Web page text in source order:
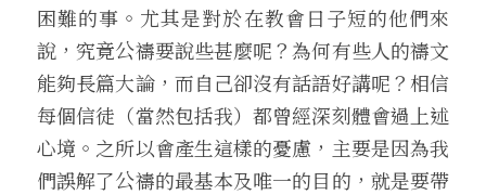
困難的事。尤其是對於在教會日子短的他們來
說，究竟公禱要說些甚麼呢？為何有些人的禱文
能夠長篇大論，而自己卻沒有話語好講呢？相信
每個信徒（當然包括我）都曾經深刻體會過上述
心境。之所以會產生這樣的憂慮，主要是因為我
們誤解了公禱的最基本及唯一的目的，就是要帶